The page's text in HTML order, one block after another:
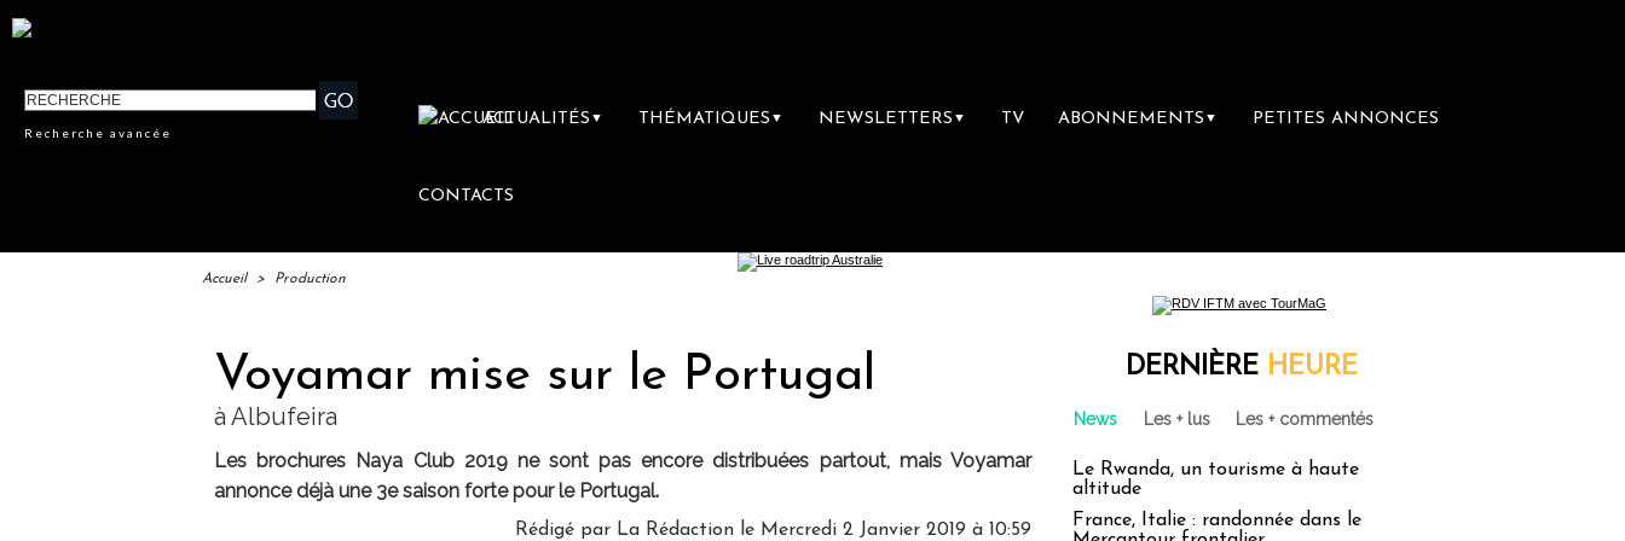
Recherche avancée
ACTUALITÉS ▼ THÉMATIQUES ▼ NEWSLETTERS ▼ TV ABONNEMENTS ▼ PETITES ANNONCES
CONTACTS
Accueil > Production
Voyamar mise sur le Portugal
à Albufeira
Les brochures Naya Club 2019 ne sont pas encore distribuées partout, mais Voyamar
annonce déjà une 3e saison forte pour le Portugal.
Rédigé par La Rédaction le Mercredi 2 Janvier 2019 à 10:59
DERNIÈRE HEURE
News Les + lus Les + commentés
Le Rwanda, un tourisme à haute
altitude
France, Italie : randonnée dans le